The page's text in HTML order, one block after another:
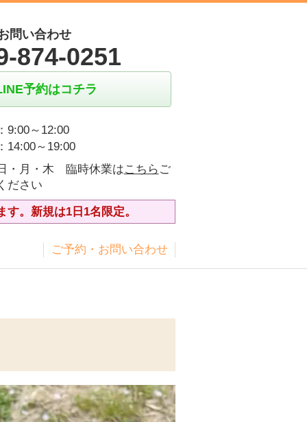
問い合わせ
874-0251
予約はコチラ
9:00～12:00
14:00～19:00
・月・木 臨時休業はこちら ご
ださい
。新規は1日1名限定。
ご予約・お問い合わせ